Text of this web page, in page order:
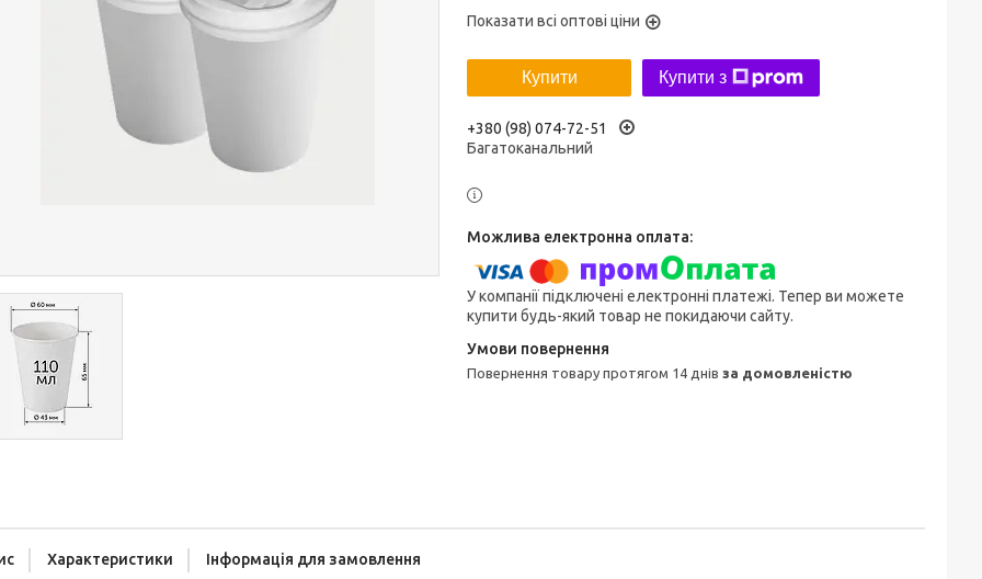
Показати всі оптові ціни
Купити Купити з
+380 (98) 074-72-51
Багатоканальний
У компанії підключені електронні платежі. Тепер ви можете
купити будь-який товар не покидаючи сайту.
повернення товару протягом 14 днів за домовленістю
Характеристики Інформація для замовлення